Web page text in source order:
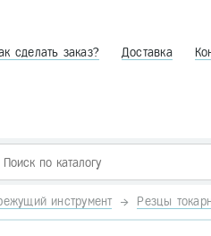
сделать заказ? Доставка
инструмент Резцы